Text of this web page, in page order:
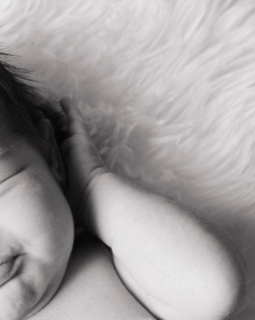
Danke liebe Sabrina für die
hat bei dir das Gefühl, dass es dir ein
persönliches Anliegen ist und ich
habe mich deswegen noch wohler
gefühlt. Ich werde ganz sicher mit dir
in Kontakt bleiben :-)